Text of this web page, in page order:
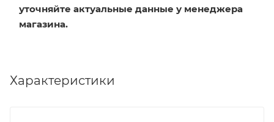
уточняйте актуальные данные у менеджера
магазина.
Характеристики